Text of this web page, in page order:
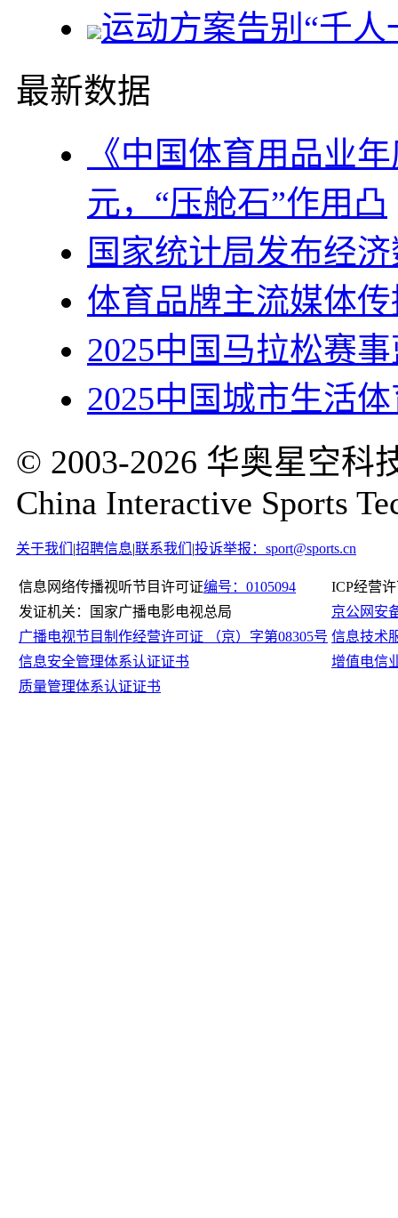
运动方案告别“千
最新数据
《中国体育用品业
元，“压舱石”作用凸
国家统计局发布经
体育品牌主流媒体
2025中国马拉松赛
2025中国城市生活
© 2003-2026 华奥星空科
China Interactive Sports
关于我们 |招聘信息|联系我们 |投诉举报：sport@sports.cn
信息网络传播视听节目许可证编号：0105094
ICP经营
发证机关：国家广播电影电视总局
京公网安
广播电视节目制作经营许可证 （京）字第08305号 信息技术
信息安全管理体系认证证书
增值电信
质量管理体系认证证书